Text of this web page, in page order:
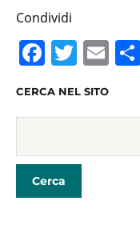
Condividi
F
c
e
b
o
o
T
w
itt
er
E
l
CERCA NEL SITO